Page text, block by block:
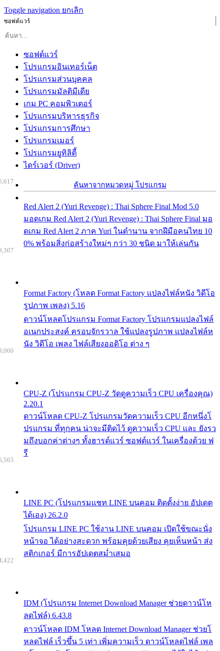
Toggle navigation ยกเลิก
ซอฟต์แวร์
ซอฟต์แวร์
โปรแกรมอินเทอร์เน็ต
โปรแกรมส่วนบุคคล
โปรแกรมมัลติมีเดีย
เกม PC คอมพิวเตอร์
โปรแกรมบริหารธุรกิจ
โปรแกรมการศึกษา
โปรแกรมเมอร์
โปรแกรมยูทิลิตี้
ไดร์เวอร์ (Driver)
ค้นหาจากหมวดหมู่ โปรแกรม
Red Alert 2 (Yuri Revenge) : Thai Sphere Final Mod 5.0
มอดเกม Red Alert 2 (Yuri Revenge) : Thai Sphere Final มอ
ดเกม Red Alert 2 ภาค Yuri ในตำนาน จากฝีมือคนไทย 10
0% พร้อมสิ่งก่อสร้างใหม่ๆ กว่า 30 ชนิด มาให้เล่นกัน
Format Factory (โหลด Format Factory แปลงไฟล์หนัง วิดีโอ
รูปภาพ เพลง) 5.16
ดาวน์โหลดโปรแกรม Format Factory โปรแกรมแปลงไฟล์
อเนกประสงค์ ครอบจักรวาล ใช้แปลงรูปภาพ แปลงไฟล์ห
นัง วิดีโอ เพลง ไฟล์เสียงออดิโอ ต่าง ๆ
CPU-Z (โปรแกรม CPU-Z วัดดูความเร็ว CPU เครื่องคุณ)
2.20.1
ดาวน์โหลด CPU-Z โปรแกรมวัดความเร็ว CPU อีกหนึ่งโ
ปรแกรม ที่ทุกคน น่าจะมีติดไว้ ดูความเร็ว CPU และ ยังรว
มถึงบอกค่าต่างๆ ทั้งฮารด์แวร์ ซอฟต์แวร์ ในเครื่องด้วย ฟ
รี
LINE PC (โปรแกรมแชท LINE บนคอม ติดตั้งง่าย อัปเดต
ได้เอง) 26.2.0
โปรแกรม LINE PC ใช้งาน LINE บนคอม เปิดใช้ขณะนั่ง
หน้าจอ ได้อย่างสะดวก พร้อมคุยด้วยเสียง คุยเห็นหน้า ส่ง
สติกเกอร์ มีการอัปเดตสม่ำเสมอ
IDM (โปรแกรม Internet Download Manager ช่วยดาวน์โห
ลดไฟล์) 6.43.8
ดาวน์โหลด IDM โหลด Internet Download Manager ช่วยโ
หลดไฟล์ เร็วขึ้น 5 เท่า เพิ่มความเร็ว ดาวน์โหลดไฟล์ เพล